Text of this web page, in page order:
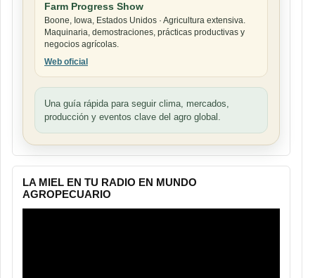
Farm Progress Show
Boone, Iowa, Estados Unidos · Agricultura extensiva.
Maquinaria, demostraciones, prácticas productivas y
negocios agrícolas.
Web oficial
Una guía rápida para seguir clima, mercados,
producción y eventos clave del agro global.
LA MIEL EN TU RADIO EN MUNDO
AGROPECUARIO